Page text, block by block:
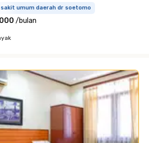
sakit umum daerah dr soetomo
/bulan